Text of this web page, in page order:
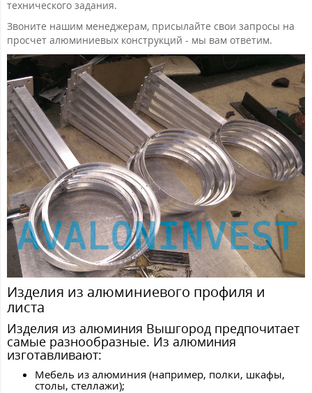
технического задания.
Звоните нашим менеджерам, присылайте свои запросы на
просчет алюминиевых конструкций - мы вам ответим.
Изделия из алюминиевого профиля и
листа
Изделия из алюминия Вышгород предпочитает
самые разнообразные. Из алюминия
изготавливают:
Мебель из алюминия (например, полки, шкафы,
столы, стеллажи);